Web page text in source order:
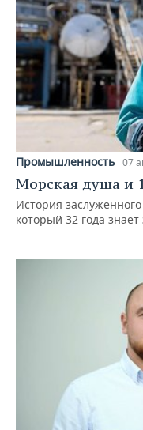
Промышленность 07
Морская душа и
История
который 32 года